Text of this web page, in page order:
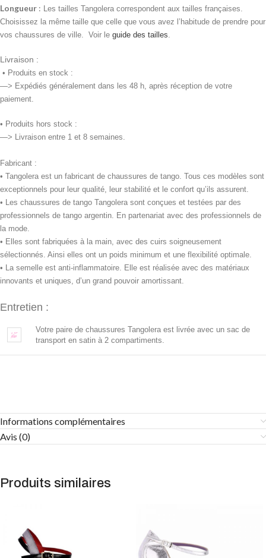
Longueur : Les tailles Tangolera correspondent aux tailles françaises.
Choisissez la même taille que celle que vous avez l’habitude de prendre pour
vos chaussures de ville. Voir le guide des tailles.
Livraison :
• Produits en stock :
—> Expédiés généralement dans les 48 h, après réception de votre
paiement.
• Produits hors stock :
—> Livraison entre 1 et 8 semaines.
Fabricant :
• Tangolera est un fabricant de chaussures de tango. Tous ces modèles sont
exceptionnels pour leur qualité, leur stabilité et le confort qu’ils assurent.
• Les chaussures de tango Tangolera sont conçues et testées par des
professionnels de tango argentin. En partenariat avec des professionnels de
la mode.
• Elles sont fabriquées à la main, avec des cuirs soigneusement
sélectionnés. Ainsi elles ont un poids minimum et une flexibilité optimale.
• La semelle est anti-inflammatoire. Elle est réalisée avec des matériaux
innovants et uniques, d’un grand pouvoir amortissant.
Entretien :
Votre paire de chaussures Tangolera est livrée avec un sac de
transport en satin à 2 compartiments.
Informations complémentaires
Avis (0)
Produits similaires